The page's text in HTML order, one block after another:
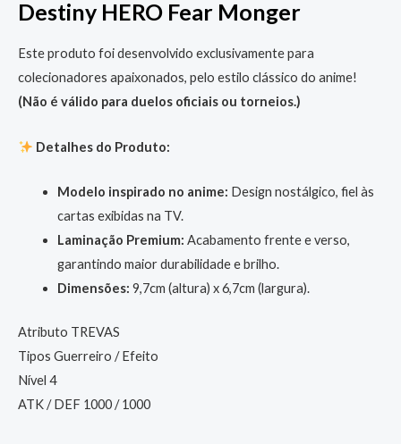
Destiny HERO Fear Monger
Este produto foi desenvolvido exclusivamente para
colecionadores apaixonados, pelo estilo clássico do anime!
(Não é válido para duelos oficiais ou torneios.)
Detalhes do Produto:
Modelo inspirado no anime: Design nostálgico, fiel às
cartas exibidas na TV.
Laminação Premium: Acabamento frente e verso,
garantindo maior durabilidade e brilho.
Dimensões: 9,7cm (altura) x 6,7cm (largura).
Atributo TREVAS
Tipos Guerreiro / Efeito
Nível 4
ATK / DEF 1000 / 1000